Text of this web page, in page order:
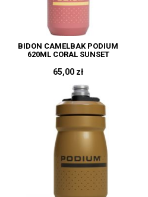
BIDON CAMELBAK PODIUM
620ML CORAL SUNSET
65,00 zł